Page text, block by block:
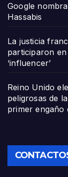
Google
Hassabis
La justicia
participaron
‘influencer’
Reino Unido
peligrosas de
primer engaño